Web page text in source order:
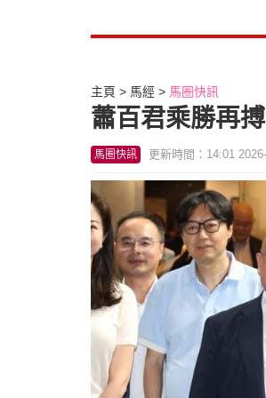
主頁 馬經 馬圈快訊
蕭百君乘勝再
馬圈快訊 更新時間：14:01